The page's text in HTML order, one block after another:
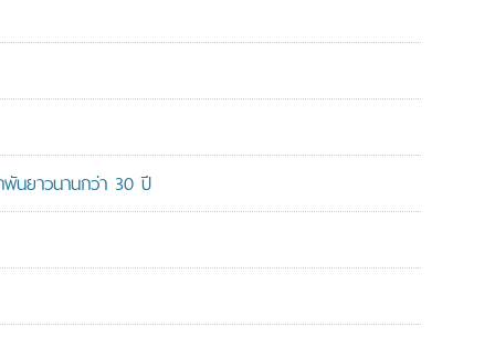
นยาวนานกว่า 30 ปี